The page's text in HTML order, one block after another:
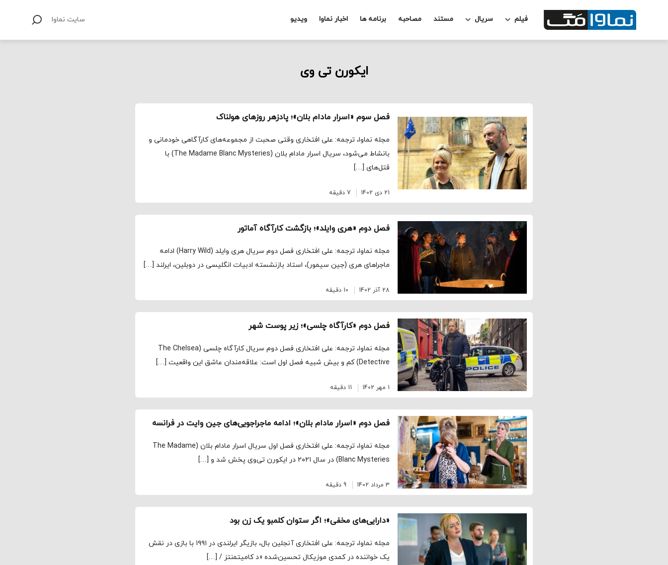
فیلم سریال مستند مصاحبه برنامه ها اخبار نماوا ویدیو سایت نماوا
ایکورن تی وی
فصل سوم «اسرار مادام بلان»؛ پادزهر روزهای هولناک
مجله نماوا، ترجمه: علی افتخاری وقتی صحبت از مجموعه‌های کارآگاهی خودمانی و
بانشاط می‌شود، سریال اسرار مادام بلان (The Madame Blanc Mysteries) با
قتل‌های […]
21 دی 1402 7 دقیقه
فصل دوم «هری وایلد»؛ بازگشت کارآگاه آماتور
مجله نماوا، ترجمه: علی افتخاری فصل دوم سریال هری وایلد (Harry Wild) ادامه
ماجراهای هری (جین سیمور)، استاد بازنشسته ادبیات انگلیسی در دوبلین، ایرلند […]
28 آذر 1402 10 دقیقه
فصل دوم «کارآگاه چلسی»؛ زیر پوست شهر
مجله نماوا، ترجمه: علی افتخاری فصل دوم سریال کارآگاه چلسی (The Chelsea
Detective) کم و بیش شبیه فصل اول است: علاقه‌مندان عاشق این واقعیت […]
1 مهر 1402 11 دقیقه
فصل دوم «اسرار مادام بلان»؛ ادامه ماجراجویی‌های جین وایت در فرانسه
مجله نماوا، ترجمه: علی افتخاری فصل اول سریال اسرار مادام بلان (The Madame
Blanc Mysteries) در سال ۲۰۲۱ در ایکورن تی‌وی پخش شد و […]
3 مرداد 1402 9 دقیقه
«دارایی‌های مخفی»؛ اگر ستوان کلمبو یک زن بود
مجله نماوا، ترجمه: علی افتخاری آنجلین بال، بازیگر ایرلندی در ۱۹۹۱ با بازی در نقش
یک خواننده در کمدی موزیکال تحسین‌شده «د کامیتمنتز / […]